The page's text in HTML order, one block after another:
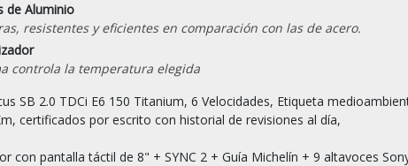
de Aluminio
resistentes y eficientes en comparación con las de acero.
controla la temperatura elegida
certificados por escrito con historial de revisiones al día,
con pantalla táctil de 8" + SYNC 2 + Guía Michelín + 9 altavoces